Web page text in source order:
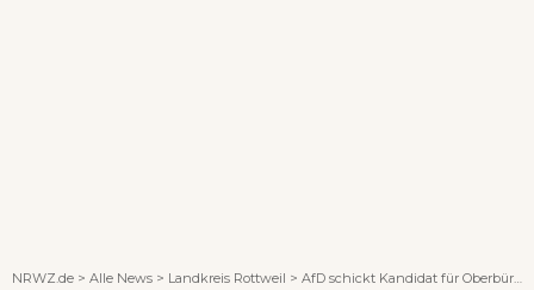
NRWZ.de > Alle News > Landkreis Rottweil > AfD schickt Kandidat für Oberbürgermeisterwahl in Rottweil ins Rennen